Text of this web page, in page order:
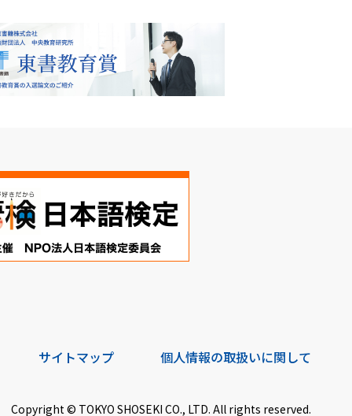
サイトマップ 個人情報の取扱いに関して
Copyright © TOKYO SHOSEKI CO., LTD. All rights reserved.